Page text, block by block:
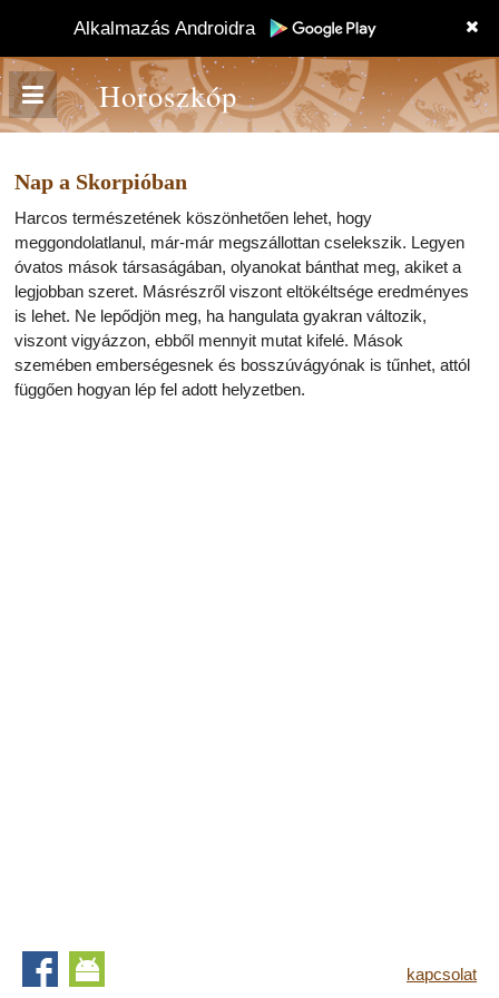
Alkalmazás Androidra
Horoszkóp
Nap a Skorpióban
Harcos természetének köszönhetően lehet, hogy
meggondolatlanul, már-már megszállottan cselekszik. Legyen
óvatos mások társaságában, olyanokat bánthat meg, akiket a
legjobban szeret. Másrészről viszont eltökéltsége eredményes
is lehet. Ne lepődjön meg, ha hangulata gyakran változik,
viszont vigyázzon, ebből mennyit mutat kifelé. Mások
szemében emberségesnek és bosszúvágyónak is tűnhet, attól
függően hogyan lép fel adott helyzetben.
kapcsolat